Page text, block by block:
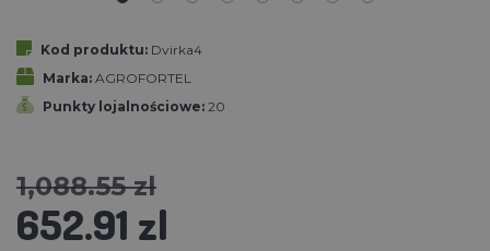
Kod produktu: Dvirka4
Marka: AGROFORTEL
Punkty lojalnościowe: 20
1,088.55 zl
652.91 zl